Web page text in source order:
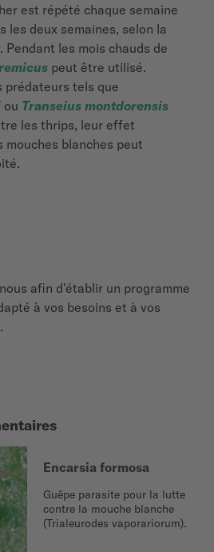
est répété chaque semaine
les deux semaines, selon la
Pendant les mois chauds de
peut être utilisé.
prédateurs tels que
ou Transeius montdorensis
les thrips, leur effet
mouches blanches peut
afin d'établir un programme
à vos besoins et à vos
Encarsia formosa
Guêpe parasite pour la lutte
contre la mouche blanche
(Trialeurodes vaporariorum).